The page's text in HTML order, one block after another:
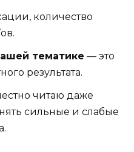
количество
тематике — это
результата.
читаю даже
сильные и слабые